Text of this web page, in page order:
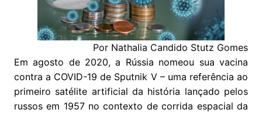
Por Nathalia Candido Stutz Gomes
Em agosto de 2020, a Rússia nomeou sua vacina
contra a COVID-19 de Sputnik V – uma referência ao
primeiro satélite artificial da história lançado pelos
russos em 1957 no contexto de corrida espacial da